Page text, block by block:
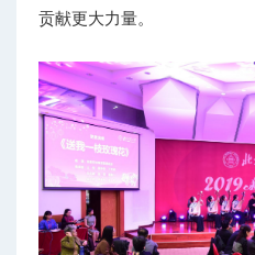
贡献更大力量。